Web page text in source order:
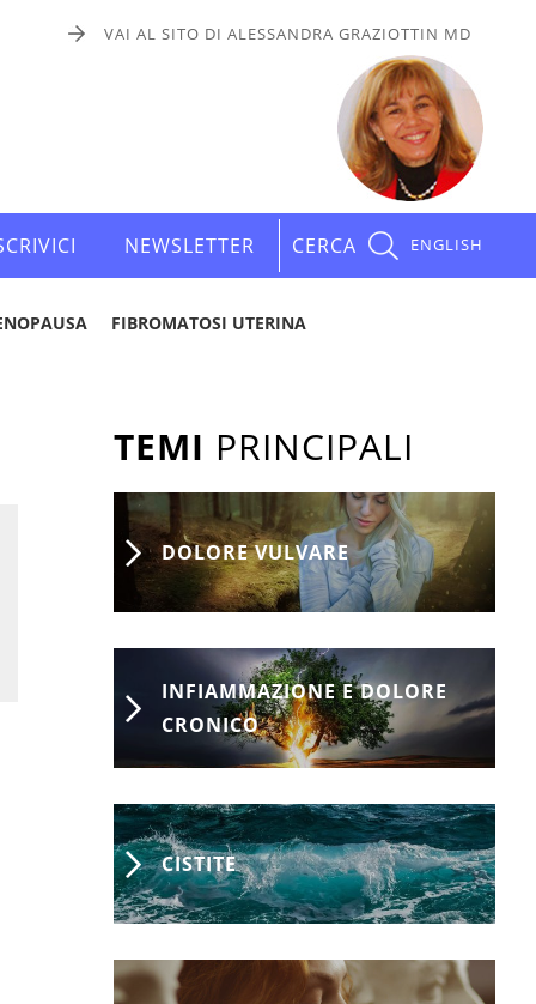
VAI AL SITO DI ALESSANDRA GRAZIOTTIN MD
NEWSLETTER CERCA ENGLISH
FIBROMATOSI UTERINA
TEMI PRINCIPALI
DOLORE VULVARE
INFIAMMAZIONE E DOLORE
CRONICO
CISTITE